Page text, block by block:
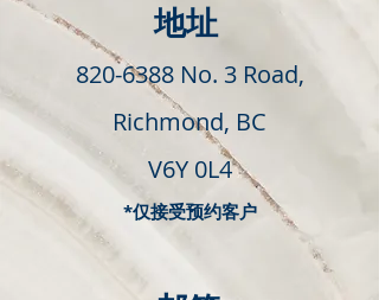
地址
820-6388No. 3 Road,
Richmond, BC
V6Y 0L4
*​仅接受预约客户